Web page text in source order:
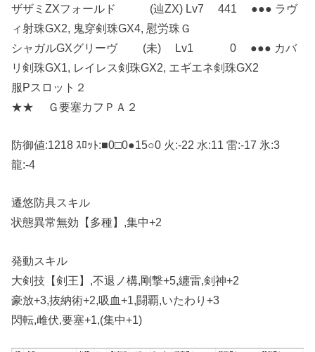
ザザミZXフォールド (辿ZX) Lv7 441 ●●● ラヴ
ィ射珠GX2, 鬼穿剣珠GX4, 慰労珠Ｇ
シャガルGXグリーヴ (未) Lv1 0 ●●● カバ
リ剣珠GX1, レイレス剣珠GX2, エギエネ剣珠GX2
服Pスロット２
★★ Ｇ要塞カフＰＡ２
防御値:1218 ｽﾛｯﾄ:■0□0●15○0 火:-22 水:11 雷:-17 氷:3
龍:-4
遷悠防具スキル
状態異常無効【多種】,集中+2
発動スキル
大剣技【剣王】,不退ノ構,剛撃+5,纏雷,剣神+2
豪放+3,抜納術+2,吸血+1,闘覇,いたわり+3
閃転,雌伏,要塞+1,(集中+1)